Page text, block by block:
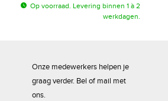
Op voorraad. Levering binnen 1 à 2
werkdagen.
Onze medewerkers helpen je
graag verder. Bel of mail met
ons.